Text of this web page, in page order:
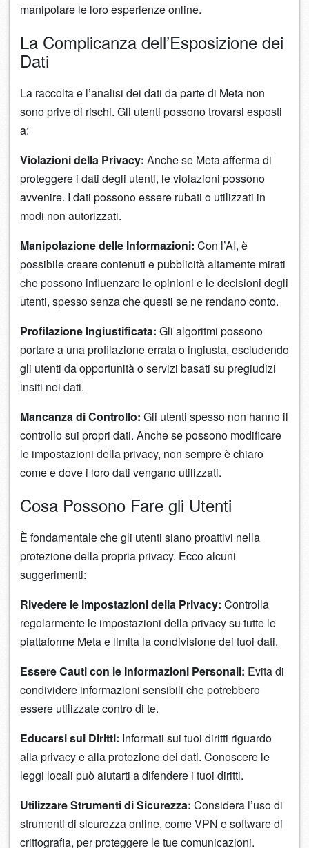
manipolare le loro esperienze online.
La Complicanza dell’Esposizione dei
Dati
La raccolta e l’analisi dei dati da parte di Meta non
sono prive di rischi. Gli utenti possono trovarsi esposti
a:
Violazioni della Privacy: Anche se Meta afferma di
proteggere i dati degli utenti, le violazioni possono
avvenire. I dati possono essere rubati o utilizzati in
modi non autorizzati.
Manipolazione delle Informazioni: Con l’AI, è
possibile creare contenuti e pubblicità altamente mirati
che possono influenzare le opinioni e le decisioni degli
utenti, spesso senza che questi se ne rendano conto.
Profilazione Ingiustificata: Gli algoritmi possono
portare a una profilazione errata o ingiusta, escludendo
gli utenti da opportunità o servizi basati su pregiudizi
insiti nei dati.
Mancanza di Controllo: Gli utenti spesso non hanno il
controllo sui propri dati. Anche se possono modificare
le impostazioni della privacy, non sempre è chiaro
come e dove i loro dati vengano utilizzati.
Cosa Possono Fare gli Utenti
È fondamentale che gli utenti siano proattivi nella
protezione della propria privacy. Ecco alcuni
suggerimenti:
Rivedere le Impostazioni della Privacy: Controlla
regolarmente le impostazioni della privacy su tutte le
piattaforme Meta e limita la condivisione dei tuoi dati.
Essere Cauti con le Informazioni Personali: Evita di
condividere informazioni sensibili che potrebbero
essere utilizzate contro di te.
Educarsi sui Diritti: Informati sui tuoi diritti riguardo
alla privacy e alla protezione dei dati. Conoscere le
leggi locali può aiutarti a difendere i tuoi diritti.
Utilizzare Strumenti di Sicurezza: Considera l’uso di
strumenti di sicurezza online, come VPN e software di
crittografia, per proteggere le tue comunicazioni.